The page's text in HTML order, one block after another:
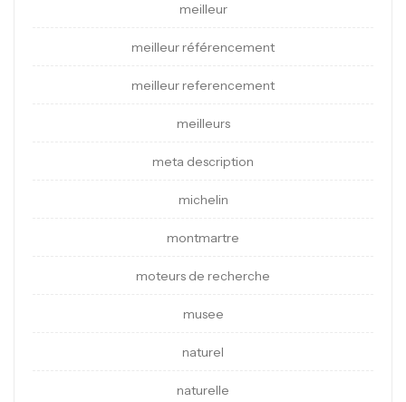
meilleur
meilleur référencement
meilleur referencement
meilleurs
meta description
michelin
montmartre
moteurs de recherche
musee
naturel
naturelle